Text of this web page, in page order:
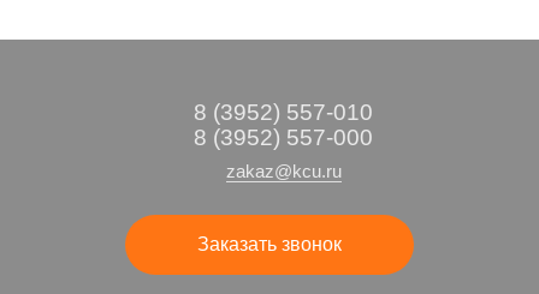
8 (3952) 557-010
8 (3952) 557-000
zakaz@kcu.ru
Заказать звонок